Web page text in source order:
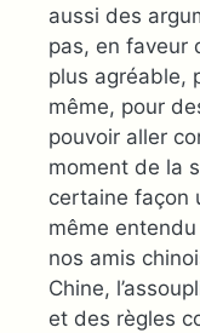
aussi des
pas, en faveur
plus agréable,
même, pour
pouvoir aller
moment de la
certaine façon
même
nos amis
Chine,
et des règles